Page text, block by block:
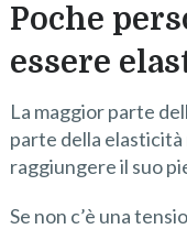
Poche
essere
La maggior parte
parte della
raggiungere il suo
Se non c’è una